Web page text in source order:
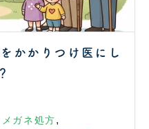
かかりつけ医にし
メガネ処方 ,